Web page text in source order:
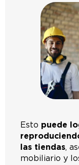
Esto puede
las tiendas,
mobiliario y